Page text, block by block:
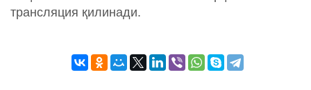
трансляция қилинади.